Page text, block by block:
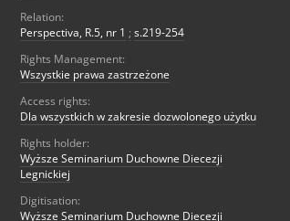
Relation:
Perspectiva, R.5, nr 1 ; s.219-254
Rights Management:
Wszystkie prawa zastrzeżone
Access rights:
Dla wszystkich w zakresie dozwolonego użytku
Rights holder:
Wyższe Seminarium Duchowne Diecezji
Legnickiej
Digitisation:
Wyższe Seminarium Duchowne Diecezji